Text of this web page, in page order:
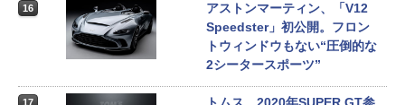
16
アストンマーティン、「V12
Speedster」初公開。フロン
トウィンドウもない“圧倒的な
2シータースポーツ”
17